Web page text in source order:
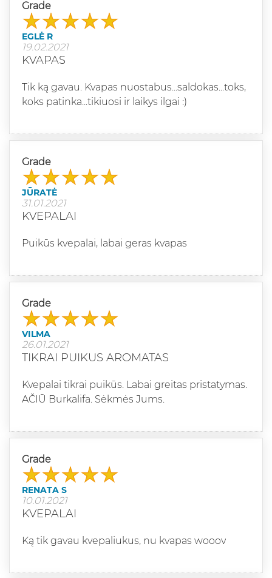
Grade
EGLĖ R
19.02.2021
KVAPAS
Tik ką gavau. Kvapas nuostabus...saldokas...toks,
koks patinka...tikiuosi ir laikys ilgai :)
Grade
JŪRATĖ
31.01.2021
KVEPALAI
Puikūs kvepalai, labai geras kvapas
Grade
VILMA
26.01.2021
TIKRAI PUIKUS AROMATAS
Kvepalai tikrai puikūs. Labai greitas pristatymas.
AČIŪ Burkalifa. Sėkmės Jums.
Grade
RENATA S
10.01.2021
KVEPALAI
Ką tik gavau kvepaliukus, nu kvapas wooov